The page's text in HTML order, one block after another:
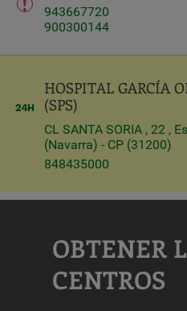
943667720
900300144
HOSPITAL GARCÍA
(SPS)
CL SANTA SORIA , 22 ,
(Navarra) - CP (31200)
848435000
OBTENER
CENTROS